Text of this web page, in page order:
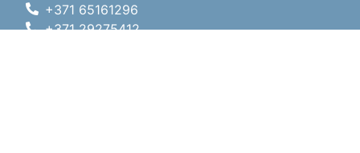
+371 65161296
+371 29275412